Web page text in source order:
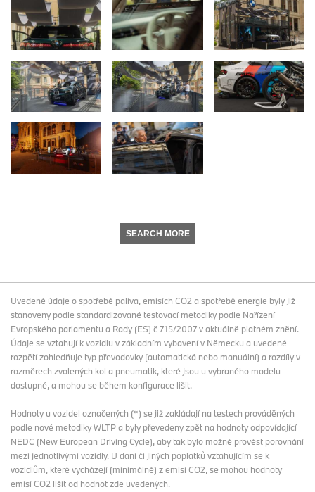
SEARCH MORE
Uvedené údaje o spotřebě paliva, emisích CO2 a spotřebě energie byly již
stanoveny podle standardizované testovací metodiky podle Nařízení
Evropského parlamentu a Rady (ES) č 715/2007 v aktuálně platném znění.
Údaje se vztahují k vozidlu v základním vybavení v Německu a uvedené
rozpětí zohledňuje typ převodovky (automatická nebo manuální) a rozdíly v
rozměrech zvolených kol a pneumatik, které jsou u vybraného modelu
dostupné, a mohou se během konfigurace lišit.
Hodnoty u vozidel označených (*) se již zakládají na testech prováděných
podle nové metodiky WLTP a byly převedeny zpět na hodnoty odpovídající
NEDC (New European Driving Cycle), aby tak bylo možné provést porovnání
mezi jednotlivými vozidly. U daní či jiných poplatků vztahujícím se k
vozidlům, které vycházejí (minimálně) z emisí CO2, se mohou hodnoty
emisí CO2 lišit od hodnot zde uvedených.